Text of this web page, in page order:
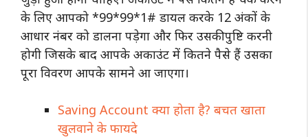
के लिए आपको *99*99*1# डायल करके 12 अंकों के
आधार नंबर को डालना पड़ेगा और फिर उसकी पुष्टि करनी
होगी जिसके बाद आपके अकाउंट में कितने पैसे हैं उसका
पूरा विवरण आपके सामने आ जाएगा।
Saving Account क्या होता है? बचत खाता
खुलवाने के फायदे